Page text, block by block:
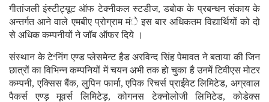
गीतांजली इंस्टीट्यूट ऑफ टेक्नीकल स्टडीज, डबोक के प्रबन्धन संकाय के
अन्तर्गत आने वाले एमबीए प्रोग्राम मंे इस बार अधिकतम विद्यार्थियों को दो
से अधिक कम्पनीयों ने जॉब ऑफर दिये ।
संस्थान के टेªनिंग एण्ड प्लेसमेन्ट हैड अरविन्द सिंह पेमावत ने बताया की जिन
छात्रों का विभिन्न कम्पनियों में चयन अभी तक हो चुका है उनमें टिवीएस मोटर
कम्पनी, एक्सिस बैंक, लुपिन फार्मा, एपिक रिचर्स प्राईवेट लिमिटेड, अग्रवाल
पैकर्स एण्ड़ मूवर्स लिमिटेड़, कोगनस टेक्नोलोजी लिमिटेड, कोडेक्स